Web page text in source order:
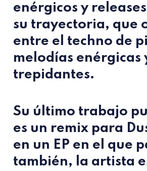
enérgicos y
su trayectoria, que
entre el techno de
melodías enérgicas
trepidantes.
Su último trabajo
es un remix para
en un EP en el que
también, la artista